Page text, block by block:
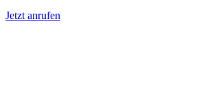
Jetzt anrufen